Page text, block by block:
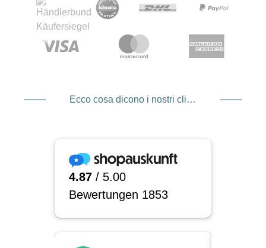
Ecco cosa dicono i nostri clienti